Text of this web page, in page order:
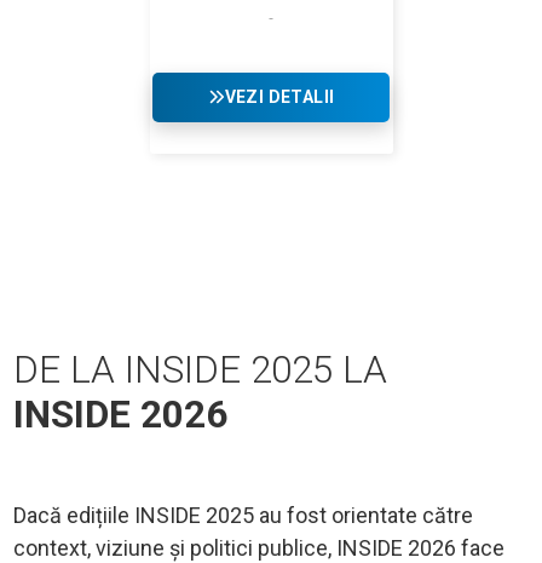
VEZI DETALII
DE LA INSIDE 2025 LA
INSIDE 2026
Dacă edițiile INSIDE 2025 au fost orientate către
context, viziune și politici publice, INSIDE 2026 face